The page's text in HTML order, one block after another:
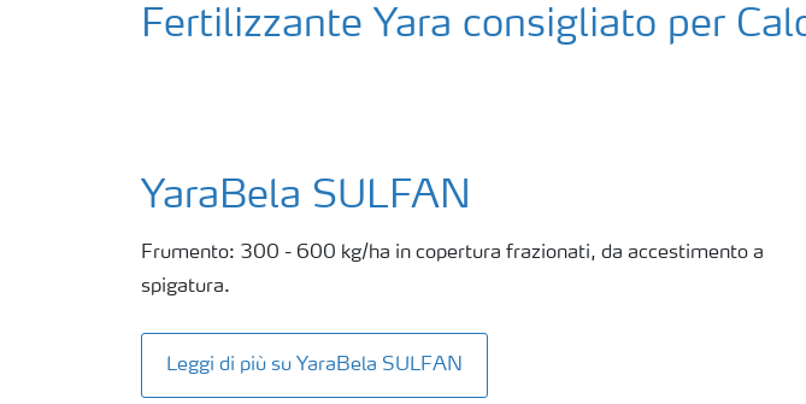
Fertilizzante Yara consigliato per
YaraBela SULFAN
Frumento: 300 - 600 kg/ha in copertura frazionati, da accestimento a
spigatura.
Leggi di più su YaraBela SULFAN